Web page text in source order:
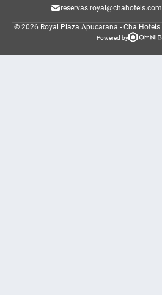
© 2026 Royal Plaza Apucarana - Cha Hoteis.
Powered by